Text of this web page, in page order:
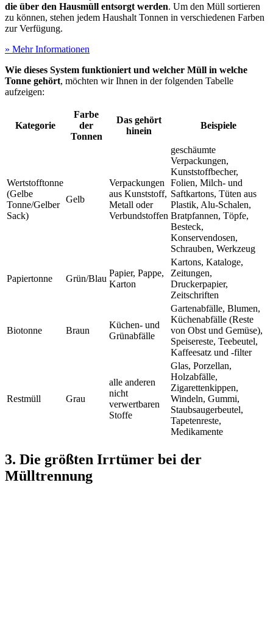
die über den Hausmüll entsorgt werden. Um den Müll sortieren
zu können, stehen jedem Haushalt Tonnen in verschiedenen Farben
zur Verfügung.
» Mehr Informationen
Wie dieses System funktioniert und welcher Müll in welche
Tonne gehört, möchten wir Ihnen in der folgenden Tabelle
aufzeigen:
Kategorie
Farbe
der
Tonnen
Das gehört
hinein
Beispiele
Wertstofftonne
(Gelbe
Tonne/Gelber
Sack)
Gelb
Verpackungen
aus Kunststoff,
Metall oder
Verbundstoffen
geschäumte
Verpackungen,
Kunststoffbecher,
Folien, Milch- und
Saftkartons, Tüten aus
Plastik, Alu-Schalen,
Bratpfannen, Töpfe,
Besteck,
Konservendosen,
Schrauben, Werkzeug
Papiertonne Grün/Blau
Papier, Pappe,
Karton
Kartons, Kataloge,
Zeitungen,
Druckerpapier,
Zeitschriften
Biotonne Braun
Küchen- und
Grünabfälle
Gartenabfälle, Blumen,
Küchenabfälle (Reste
von Obst und Gemüse),
Speisereste, Teebeutel,
Kaffeesatz und -filter
Restmüll Grau
alle anderen
nicht
verwertbaren
Stoffe
Glas, Porzellan,
Holzabfälle,
Zigarettenkippen,
Windeln, Gummi,
Staubsaugerbeutel,
Tapetenreste,
Medikamente
3. Die größten Irrtümer bei der
Mülltrennung